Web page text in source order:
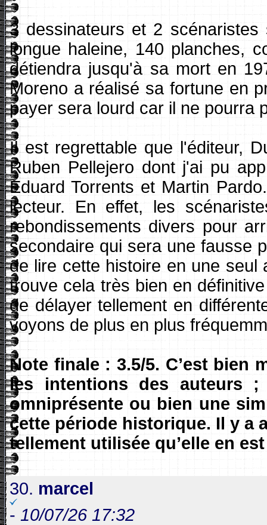
3 dessinateurs et 2
longue haleine, 140 planches,
détiendra jusqu'à sa mort en
Moreno a réalisé sa fortune en
payer sera lourd car il ne pourra
Il est regrettable que l'éditeur,
Ruben Pellejero dont j'ai pu
Eduard Torrents et Martin
lecteur. En effet, les
rebondissements divers pour
secondaire qui sera une fausse
de lire cette histoire en une seul
trouve cela très bien en
de délayer tellement en
voyons de plus en plus
Note finale : 3.5/5. C’est bien
les intentions des auteurs ;
omniprésente ou bien une
cette période historique. Il y a
tellement utilisée qu’elle en
30. marcel
- 10/07/26 17:32